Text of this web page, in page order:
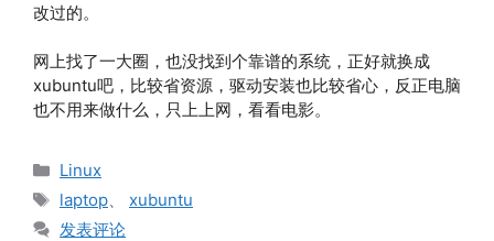
改过的。
网上找了一大圈，也没找到个靠谱的系统，正好就换成
xubuntu吧，比较省资源，驱动安装也比较省心，反正电脑
也不用来做什么，只上上网，看看电影。
分
类
Linux
标
签
laptop、 xubuntu
发表评论